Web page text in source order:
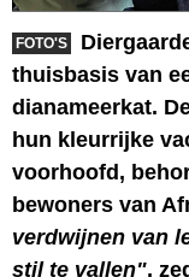
FOTO'S
thuisbasis van
dianameerkat.
hun kleurrijke
voorhoofd,
bewoners van
verdwijnen van
stil te vallen",